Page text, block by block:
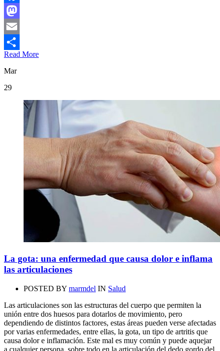
Facebook
Mastodon
Email
Compartir
Read More
Mar
29
La gota: una enfermedad que causa dolor e inflama
las articulaciones
POSTED BY marmdel IN Salud
Las articulaciones son las estructuras del cuerpo que permiten la
unión entre dos huesos para dotarlos de movimiento, pero
dependiendo de distintos factores, estas áreas pueden verse afectadas
por varias enfermedades, entre ellas, la gota, un tipo de artritis que
causa dolor e inflamación. Este mal es muy común y puede aquejar
a cualquier persona, sobre todo en la articulación del dedo gordo del